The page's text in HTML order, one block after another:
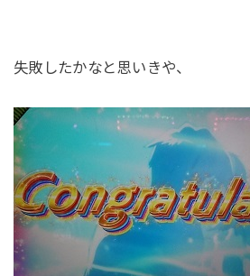
失敗したかなと思いきや、